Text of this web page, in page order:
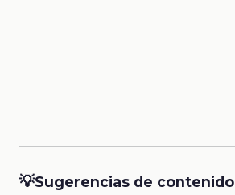
💡Sugerencias de contenido